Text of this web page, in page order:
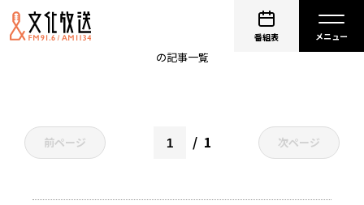
番組表
の記事一覧
前ページ 1 次ページ